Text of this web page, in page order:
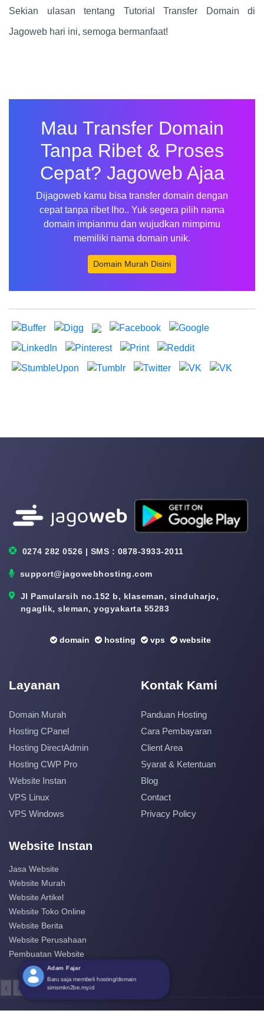
Sekian ulasan tentang Tutorial Transfer Domain di
Jagoweb hari ini, semoga bermanfaat!
Mau Transfer Domain
Tanpa Ribet & Proses
Cepat? Jagoweb Ajaa
Dijagoweb kamu bisa transfer domain dengan
cepat tanpa ribet lho.. Yuk segera pilih nama
domain impianmu dan wujudkan mimpimu
memiliki nama domain unik.
Domain Murah Disini
0274 282 0526 | SMS : 0878-3933-2011
support@jagowebhosting.com
Jl Pamularsih no.152 b, klaseman, sinduharjo,
ngaglik, sleman, yogyakarta 55283
domain hosting vps website
Layanan
Domain Murah
Hosting CPanel
Hosting DirectAdmin
Hosting CWP Pro
Website Instan
VPS Linux
VPS Windows
Kontak Kami
Panduan Hosting
Cara Pembayaran
Client Area
Syarat & Ketentuan
Blog
Contact
Privacy Policy
Website Instan
Jasa Website
Website Murah
Website Artikel
Website Toko Online
Website Berita
Website Perusahaan
Pembuatan Website
‹ ›